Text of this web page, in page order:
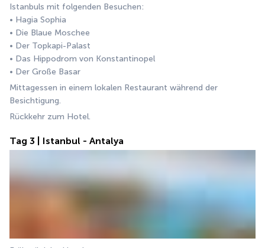
Istanbuls mit folgenden Besuchen:
• Hagia Sophia
• Die Blaue Moschee
• Der Topkapi-Palast
• Das Hippodrom von Konstantinopel
• Der Große Basar
Mittagessen in einem lokalen Restaurant während der
Besichtigung.
Rückkehr zum Hotel.
Tag 3 | Istanbul - Antalya